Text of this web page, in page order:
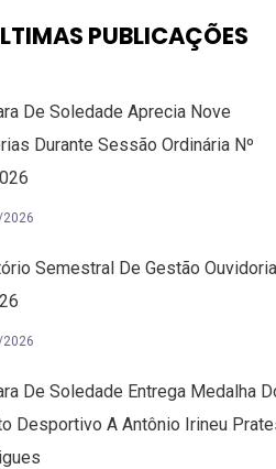
PUBLICAÇÕES
De Soledade Aprecia Nove
Durante Sessão Ordinária Nº
Semestral De Gestão Ouvidoria
De Soledade Entrega Medalha
Desportivo A Antônio Irineu